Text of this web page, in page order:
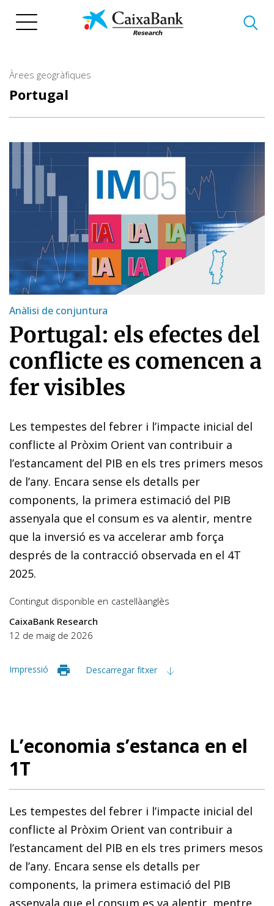
Àrees geogràfiques
Portugal
Anàlisi de conjuntura
Portugal: els efectes del
conflicte es comencen a
fer visibles
Les tempestes del febrer i l’impacte inicial del
conflicte al Pròxim Orient van contribuir a
l’estancament del PIB en els tres primers mesos
de l’any. Encara sense els detalls per
components, la primera estimació del PIB
assenyala que el consum es va alentir, mentre
que la inversió es va accelerar amb força
després de la contracció observada en el 4T
2025.
Contingut disponible en castellàanglès
CaixaBank Research
12 de maig de 2026
Impressió Descarregar fitxer
L’economia s’estanca en el
1T
Les tempestes del febrer i l’impacte inicial del
conflicte al Pròxim Orient van contribuir a
l’estancament del PIB en els tres primers mesos
de l’any. Encara sense els detalls per
components, la primera estimació del PIB
assenyala que el consum es va alentir, mentre